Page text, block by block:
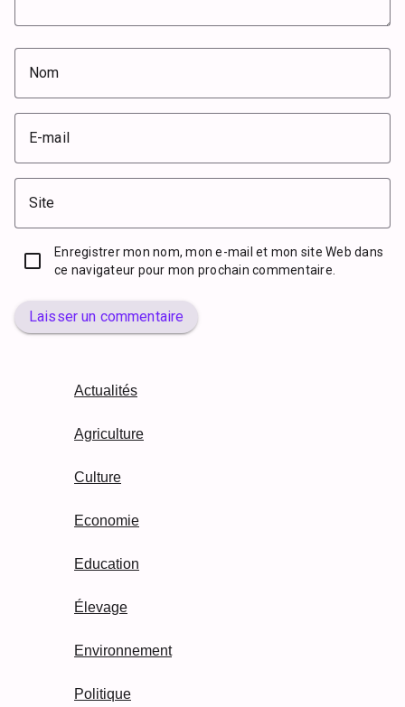
Nom
E-mail
Site
Enregistrer mon nom, mon e-mail et mon site Web dans
ce navigateur pour mon prochain commentaire.
Laisser un commentaire
Actualités
Agriculture
Culture
Economie
Education
Élevage
Environnement
Politique